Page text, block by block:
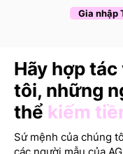
Gia nhập
Hãy hợp
tôi, những
thể kiếm
Sứ mệnh của chúng